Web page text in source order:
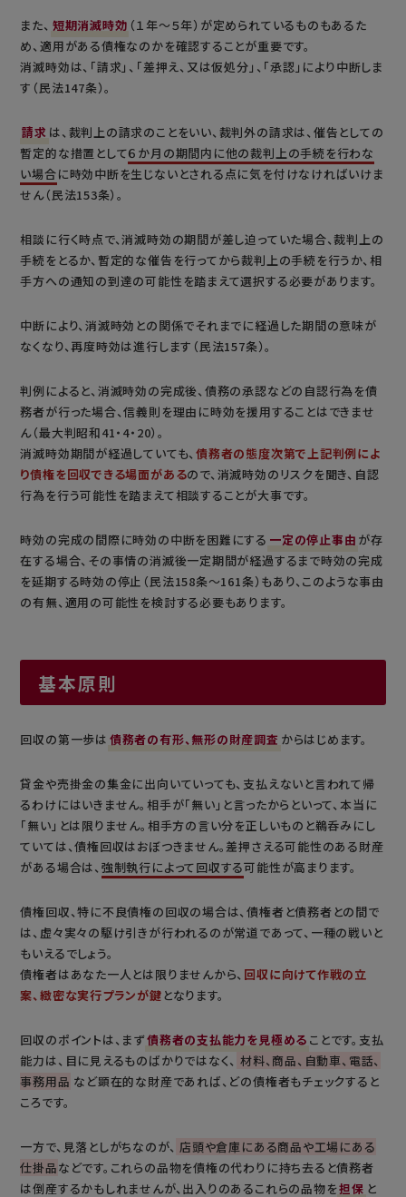
また、 短期消滅時効 （１年～５年）が定められているものもあるた
め、適用がある債権なのかを確認することが重要です。
消滅時効は、「請求」、「差押え、又は仮処分」、「承認」により中断しま
す（民法147条）。
請求 は、裁判上の請求のことをいい、裁判外の請求は、催告としての
暫定的な措置として６か月の期間内に他の裁判上の手続を行わな
い場合に時効中断を生じないとされる点に気を付けなければいけま
せん（民法153条）。
相談に行く時点で、消滅時効の期間が差し迫っていた場合、裁判上の
手続をとるか、暫定的な催告を行ってから裁判上の手続を行うか、相
手方への通知の到達の可能性を踏まえて選択する必要があります。
中断により、消滅時効との関係でそれまでに経過した期間の意味が
なくなり、再度時効は進行します（民法157条）。
判例によると、消滅時効の完成後、債務の承認などの自認行為を債
務者が行った場合、信義則を理由に時効を援用することはできませ
ん（最大判昭和41・4・20）。
消滅時効期間が経過していても、債務者の態度次第で上記判例によ
り債権を回収できる場面があるので、消滅時効のリスクを聞き、自認
行為を行う可能性を踏まえて相談することが大事です。
時効の完成の間際に時効の中断を困難にする 一定の停止事由 が存
在する場合、その事情の消滅後一定期間が経過するまで時効の完成
を延期する時効の停止（民法158条～161条）もあり、このような事由
の有無、適用の可能性を検討する必要もあります。
基本原則
回収の第一歩は 債務者の有形、無形の財産調査 からはじめます。
貸金や売掛金の集金に出向いていっても、支払えないと言われて帰
るわけにはいきません。相手が「無い」と言ったからといって、本当に
「無い」とは限りません。相手方の言い分を正しいものと鵜呑みにし
ていては、債権回収はおぼつきません。差押さえる可能性のある財産
がある場合は、強制執行によって回収する可能性が高まります。
債権回収、特に不良債権の回収の場合は、債権者と債務者との間で
は、虚々実々の駆け引きが行われるのが常道であって、一種の戦いと
もいえるでしょう。
債権者はあなた一人とは限りませんから、 回収に向けて作戦の立
案、緻密な実行プランが鍵となります。
回収のポイントは、まず債務者の支払能力を見極める ことです。支払
能力は、目に見えるものばかりではなく、 材料、商品、自動車、電話、
事務用品 など顕在的な財産であれば、どの債権者もチェックすると
ころです。
一方で、見落としがちなのが、 店頭や倉庫にある商品や工場にある
仕掛品などです。これらの品物を債権の代わりに持ち去ると債務者
は倒産するかもしれませんが、出入りのあるこれらの品物を担保 と